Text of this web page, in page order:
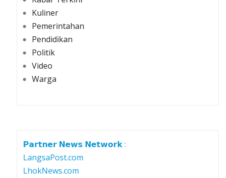
Kuliner
Pemerintahan
Pendidikan
Politik
Video
Warga
𝗣𝗮𝗿𝘁𝗻𝗲𝗿 𝗡𝗲𝘄𝘀 𝗡𝗲𝘁𝘄𝗼𝗿𝗸 :
LangsaPost.com
LhokNews.com